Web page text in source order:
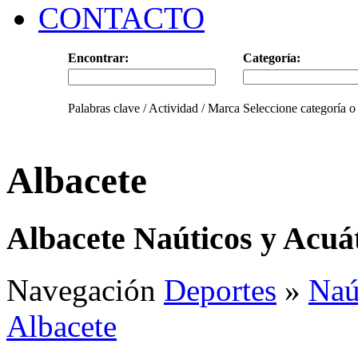
CONTACTO
Encontrar: Categoría:
Palabras clave / Actividad / Marca Seleccione categoría
Albacete
Albacete Naúticos y
Navegación Deportes »
Albacete